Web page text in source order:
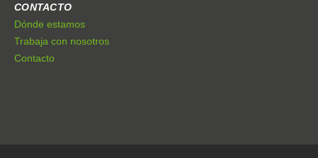
CONTACTO
Dónde estamos
Trabaja con nosotros
Contacto